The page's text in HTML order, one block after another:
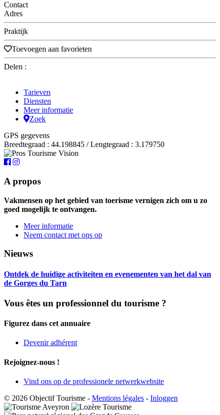
Contact
Adres
Praktijk
Toevoegen aan favorieten
Delen :
Tarieven
Diensten
Meer informatie
Zoek
GPS gegevens
Breedtegraad : 44.198845 / Lengtegraad : 3.179750
A propos
Vakmensen op het gebied van toerisme vernigen zich om u zo
goed mogelijk te ontvangen.
Meer informatie
Neem contact met ons op
Nieuws
Ontdek de huidige activiteiten en evenementen van het dal van
de Gorges du Tarn
Vous êtes un professionnel du tourisme ?
Figurez dans cet annuaire
Devenir adhérent
Rejoignez-nous !
Vind ons op de professionele netwerkwebsite
© 2026 Objectif Tourisme - Mentions légales - Inloggen